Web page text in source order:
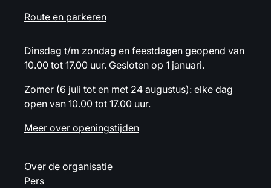
Route en parkeren
Dinsdag t/m zondag en feestdagen geopend van
10.00 tot 17.00 uur. Gesloten op 1 januari.
Zomer (6 juli tot en met 24 augustus): elke dag
open van 10.00 tot 17.00 uur.
Meer over openingstijden
Over de organisatie
Pers